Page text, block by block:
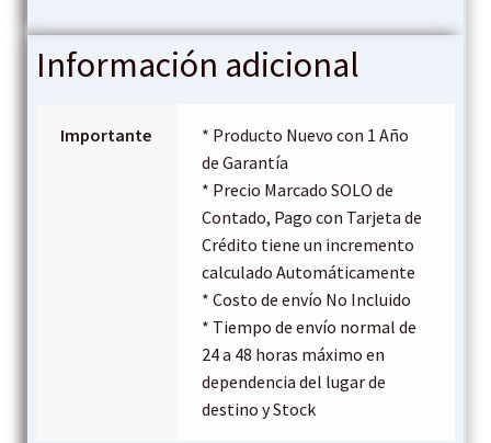
Información adicional
Importante
* Producto Nuevo con 1 Año
de Garantía
* Precio Marcado SOLO de
Contado, Pago con Tarjeta de
Crédito tiene un incremento
calculado Automáticamente
* Costo de envío No Incluido
* Tiempo de envío normal de
24 a 48 horas máximo en
dependencia del lugar de
destino y Stock